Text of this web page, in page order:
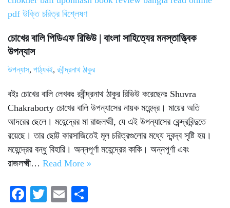
চোখের বালি পিডিএফ রিভিউ | বাংলা সাহিত্যের মনস্তাত্ত্বিক
উপন্যাস
উপন্যাস, পাঠ্যবই, রবীন্দ্রনাথ ঠাকুর
বইঃ চোখের বালি লেখকঃ রবীন্দ্রনাথ ঠাকুর রিভিউ করেছেনঃ Shuvra
Chakraborty চোখের বালি উপন্যাসের নায়ক মহেন্দ্র। মায়ের অতি
আদরের ছেলে। মহেন্দ্রের মা রাজলক্ষ্মী, যে এই উপন্যাসের কেন্দ্রবিন্দুতে
রয়েছে। তার ছোট্ট কারসাজিতেই মূল চরিত্রগুলোর মধ্যে দ্বন্দ্ব সৃষ্টি হয়।
মহেন্দ্রের বন্ধু বিহারি। অন্নপূর্ণা মহেন্দ্রের কাকি। অন্নপূর্ণা এবং
রাজলক্ষ্মী… Read More »
Fa T
E